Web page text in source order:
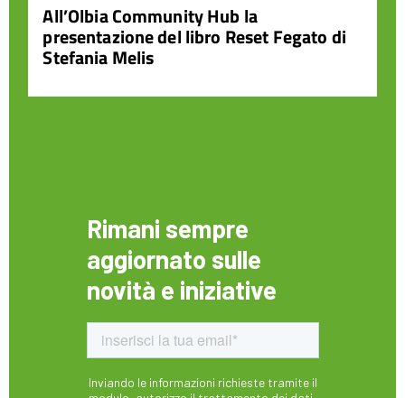
All’Olbia Community Hub la
presentazione del libro Reset Fegato di
Stefania Melis